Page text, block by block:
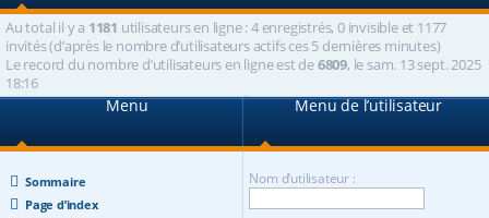
Au total il y a 1181 utilisateurs en ligne : 4 enregistrés, 0 invisible et 1177
invités (d’après le nombre d’utilisateurs actifs ces 5 dernières minutes)
Le record du nombre d’utilisateurs en ligne est de6809, le sam. 13 sept. 2025
18:16
Menu
Sommaire
Page d’index
Menu de l’utilisateur
Nom d’utilisateur :